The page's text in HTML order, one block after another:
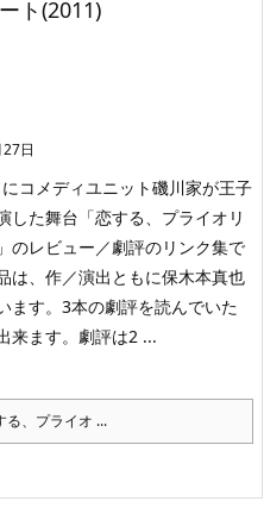
ト(2011)
日
コメディユニット磯川家が王子
した舞台「恋する、プライオリ
のレビュー／劇評のリンク集で
は、作／演出ともに保木本真也
ます。3本の劇評を読んでいた
来ます。劇評は2 ...
る、プライオ ...